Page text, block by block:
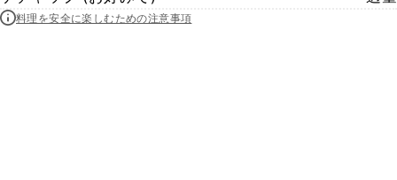
料理を安全に楽しむための注意事項